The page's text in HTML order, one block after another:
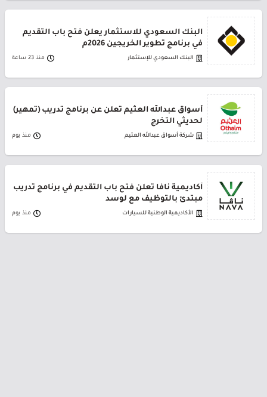
البنك السعودي للاستثمار يعلن فتح باب التقديم
في برنامج تطوير الخريجين 2026م
البنك السعودي للإستثمار منذ 23 ساعة
أسواق عبدالله العثيم تعلن عن برنامج تدريب (تمهير)
لحديثي التخرج
شركة أسواق عبدالله العثيم منذ يوم
أكاديمية نافا تعلن فتح باب التقديم في برنامج تدريب
مبتدئ بالتوظيف مع لوسد
الأكاديمية الوطنية للسيارات منذ يوم